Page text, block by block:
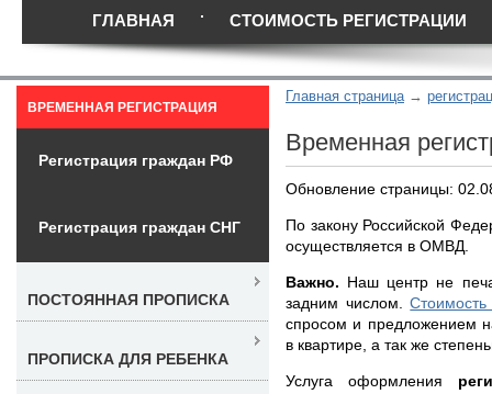
ГЛАВНАЯ СТОИМОСТЬ РЕГИСТРАЦИИ
Главная страница
Временная
Обновление страницы:
По закону Российской
осуществляется в ОМВД.
Важно. Наш центр не
задним числом.Стоимость
спросом и предложением
в квартире, а так же
Услуга оформления
ВРЕМЕННАЯ РЕГИСТРАЦИЯ
Регистрация граждан РФ
Регистрация граждан СНГ
ПОСТОЯННАЯ ПРОПИСКА
ПРОПИСКА ДЛЯ РЕБЕНКА